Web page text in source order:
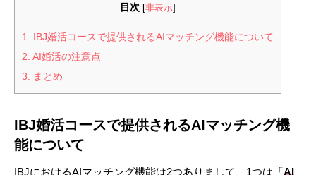
目次 [非表示]
1. IBJ婚活コースで提供されるAIマッチング機能について
2. AI婚活の注意点
3. まとめ
IBJ婚活コースで提供されるAIマッチング機
能について
IBJにおけるAIマッチング機能は2つありまして、1つは「AI